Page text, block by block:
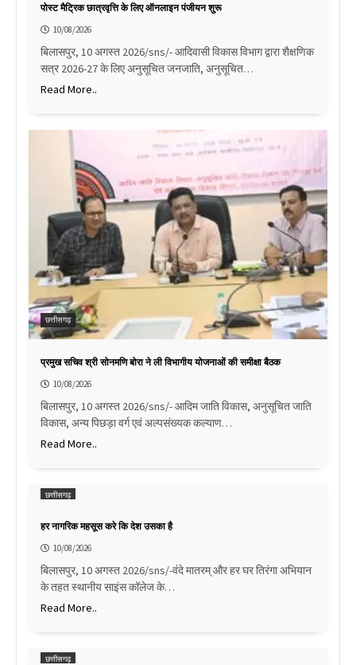
पोस्ट मैट्रिक छात्रवृत्ति के लिए ऑनलाइन पंजीयन शुरू
10/08/2026
बिलासपुर, 10 अगस्त 2026/sns/- आदिवासी विकास विभाग द्वारा शैक्षणिक
सत्र 2026-27 के लिए अनुसूचित जनजाति, अनुसूचित…
Read More..
छत्तीसगढ़
प्रमुख सचिव श्री सोनमणि बोरा ने ली विभागीय योजनाओं की समीक्षा बैठक
10/08/2026
बिलासपुर, 10 अगस्त 2026/sns/- आदिम जाति विकास, अनुसूचित जाति
विकास, अन्य पिछड़ा वर्ग एवं अल्पसंख्यक कल्याण…
Read More..
छत्तीसगढ़
हर नागरिक महसूस करे कि देश उसका है
10/08/2026
बिलासपुर, 10 अगस्त 2026/sns/-वंदे मातरम् और हर घर तिरंगा अभियान
के तहत स्थानीय साइंस कॉलेज के…
Read More..
छत्तीसगढ़